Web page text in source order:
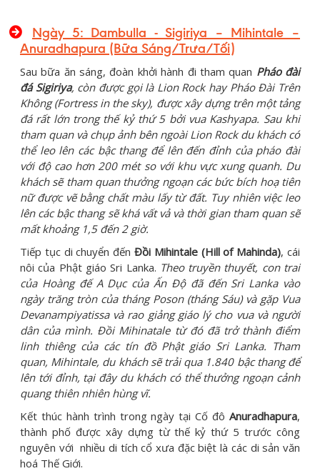
Ngày 5: Dambulla - Sigiriya – Mihintale –
Anuradhapura (Bữa Sáng/Trưa/Tối)
Sau bữa ăn sáng, đoàn khởi hành đi tham quan Pháo đài
đá Sigiriya, còn được gọi là Lion Rock hay Pháo Đài Trên
Không (Fortress in the sky), được xây dựng trên một tảng
đá rất lớn trong thế kỷ thứ 5 bởi vua Kashyapa. Sau khi
tham quan và chụp ảnh bên ngoài Lion Rock du khách có
thể leo lên các bậc thang để lên đến đỉnh của pháo đài
với độ cao hơn 200 mét so với khu vực xung quanh. Du
khách sẽ tham quan thưởng ngoạn các bức bích hoạ tiên
nữ được vẽ bằng chất màu lấy từ đất. Tuy nhiên việc leo
lên các bậc thang sẽ khá vất vả và thời gian tham quan sẽ
mất khoảng 1,5 đến 2 giờ.
Tiếp tục di chuyển đến Đồi Mihintale (Hill of Mahinda), cái
nôi của Phật giáo Sri Lanka. Theo truyền thuyết, con trai
của Hoàng đế A Dục của Ấn Độ đã đến Sri Lanka vào
ngày trăng tròn của tháng Poson (tháng Sáu) và gặp Vua
Devanampiyatissa và rao giảng giáo lý cho vua và người
dân của mình. Đồi Mihinatale từ đó đã trở thành điểm
linh thiêng của các tín đồ Phật giáo Sri Lanka. Tham
quan, Mihintale, du khách sẽtrải qua 1.840 bậc thang để
lên tới đỉnh, tại đây du khách có thể thưởng ngoạn cảnh
quang thiên nhiên hùng vĩ.
Kết thúc hành trình trong ngày tại Cố đô Anuradhapura,
thành phố được xây dựng từ thế kỷ thứ 5 trước công
nguyên với nhiều di tích cổ xưa đặc biệt là các di sản văn
hoá Thế Giới.